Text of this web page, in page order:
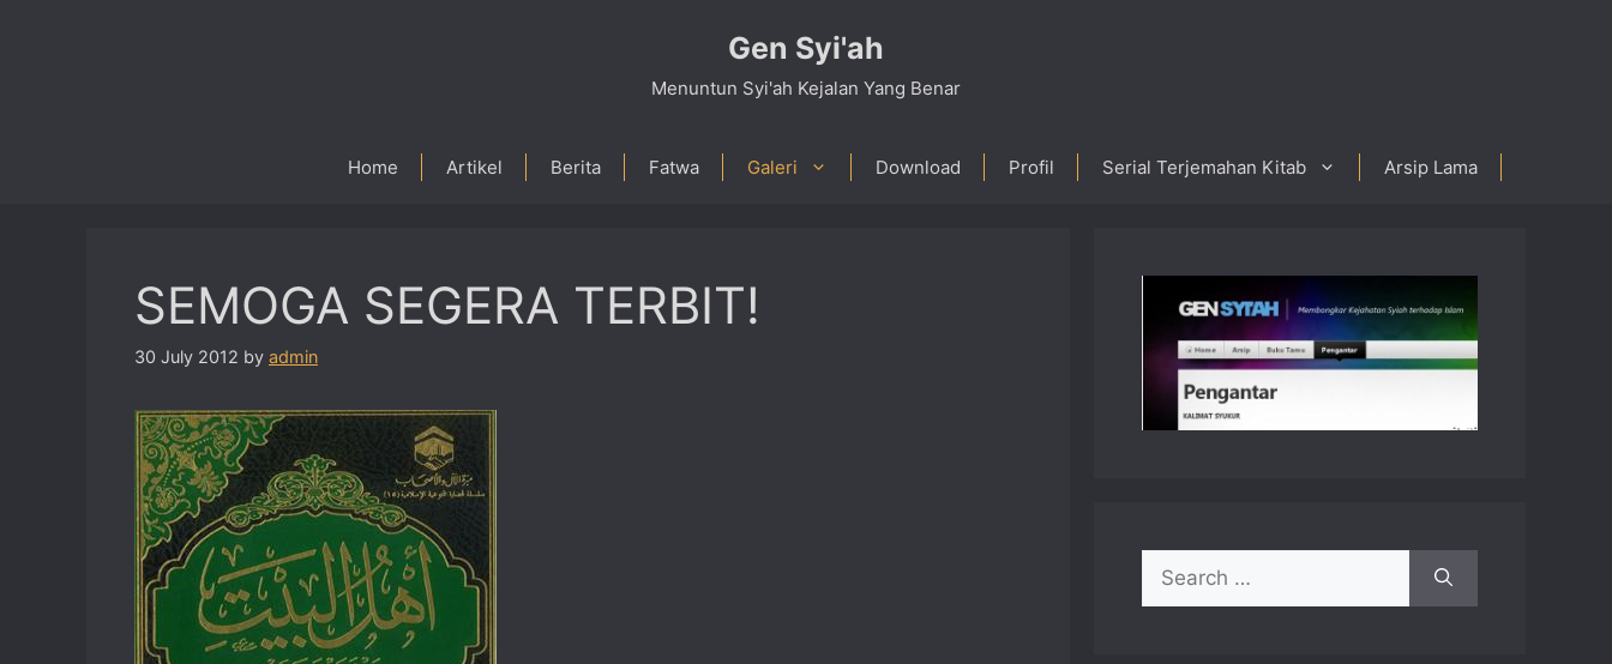
Gen Syi'ah
Menuntun Syi'ah Kejalan Yang Benar
Home Artikel Berita Fatwa Galeri Download Profil Serial Terjemahan Kitab Arsip Lama
SEMOGA SEGERA TERBIT!
30 July 2012 by admin
for: